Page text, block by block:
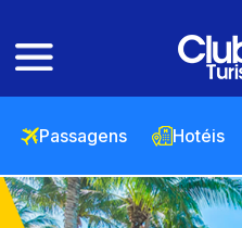
Passagens Hotéis